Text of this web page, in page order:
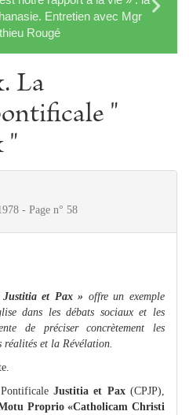
Entretien avec Mgr
Rougé
La
"
"
- Page n° 58
Justitia et Pax » offre un exemple
dans les débats sociaux et les
de préciser concrètement les
réalités et la Révélation.
Justitia et Pax(CPJP),
Proprio «Catholicam Christi